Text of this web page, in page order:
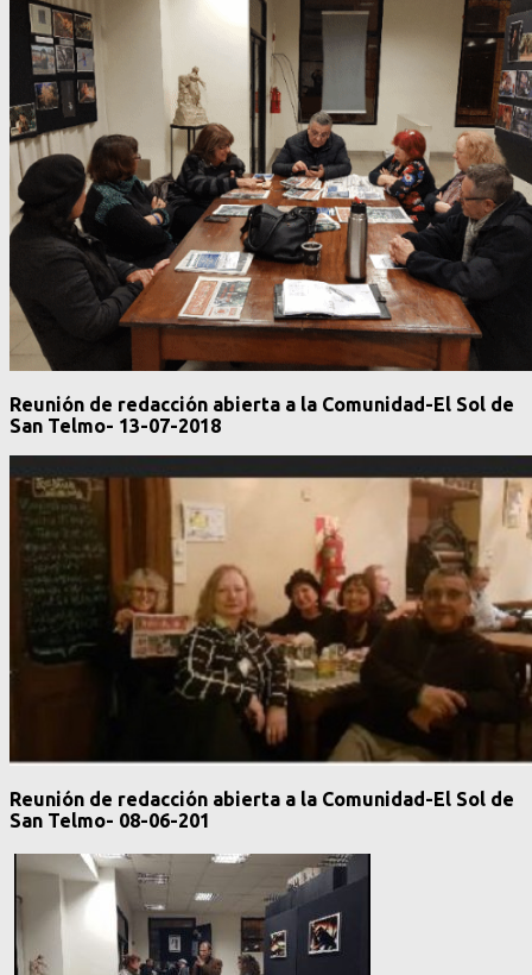
Reunión de redacción abierta a la Comunidad-El Sol de
San Telmo- 13-07-2018
Reunión de redacción abierta a la Comunidad-El Sol de
San Telmo- 08-06-201